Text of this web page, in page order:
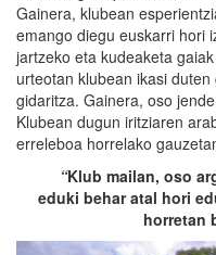
Gainera, klubean
emango diegu euskarri hori
jartzeko eta kudeaketa
urteotan klubean ikasi
gidaritza. Gainera, oso
Klubean dugun iritziaren
erreleboa horrelako
“Klub mailan, oso
eduki behar atal hori
horretan